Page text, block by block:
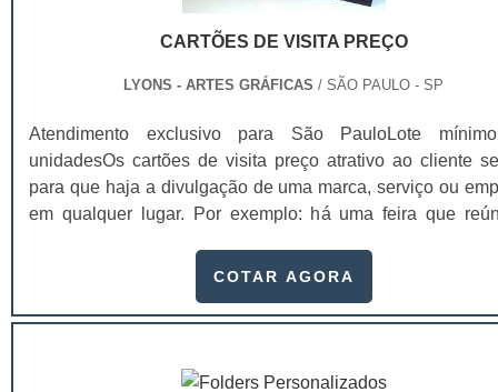
CARTÕES DE VISITA PREÇO
LYONS - ARTES GRÁFICAS / SÃO PAULO - SP
Atendimento exclusivo para São PauloLote
unidadesOs cartões de visita preço atrativo ao cliente
para que haja a divulgação de uma marca, serviço ou
em qualquer lugar. Por exemplo: há uma feira que
extremamente importante contar com um cartão de
de contatos profissionais) é tudo. Dependendo de
COTAR AGORA